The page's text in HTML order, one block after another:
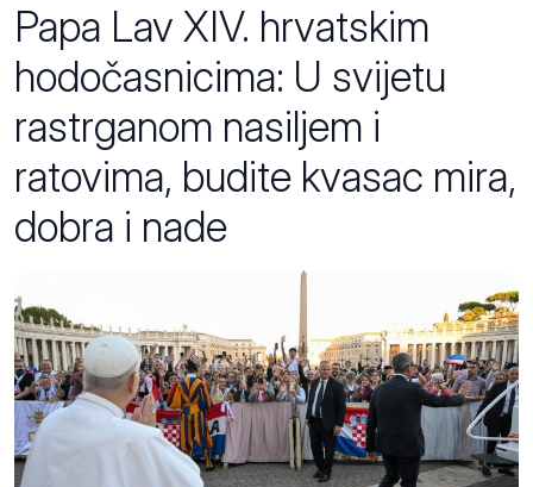
Papa Lav XIV. hrvatskim
hodočasnicima: U svijetu
rastrganom nasiljem i
ratovima, budite kvasac mira,
dobra i nade